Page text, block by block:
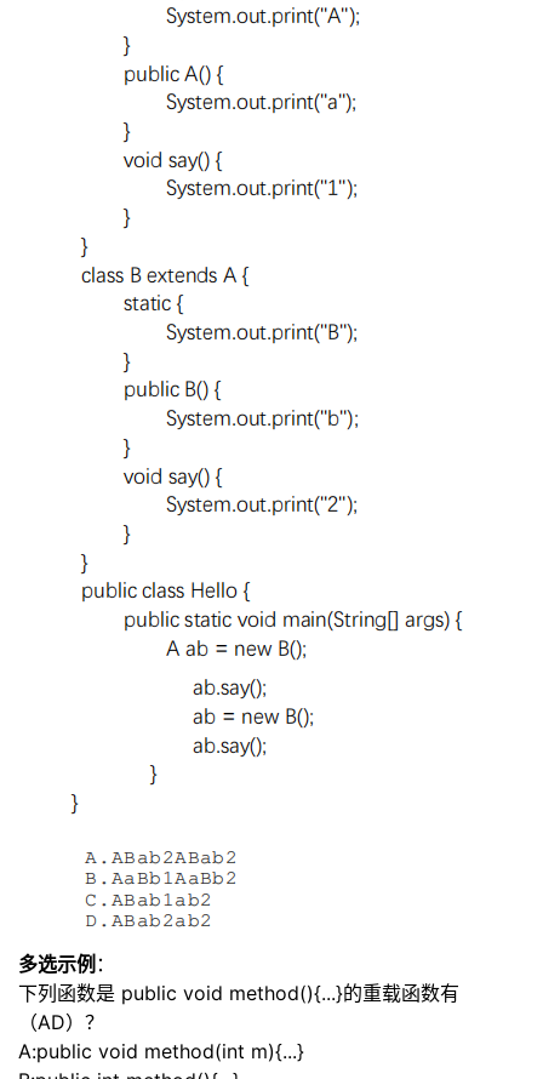
多选示例 ：
下列函数是 public void method(){...}的重载函数有
（AD）？
A:public void method(int m){...}